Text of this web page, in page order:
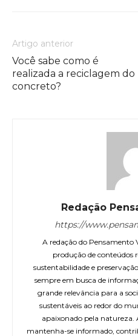
Artigo anterior
Você sabe como é
realizada a reciclagem do
concreto?
Redação
https://
A redação do Pensamento
produção de conteúdos
sustentabilidade e
sempre em busca de
grande relevância para a
sustentáveis ao redor do
apaixonado pela natureza.
mantenha-se informado,